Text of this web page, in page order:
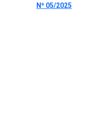
Nº 05/2025